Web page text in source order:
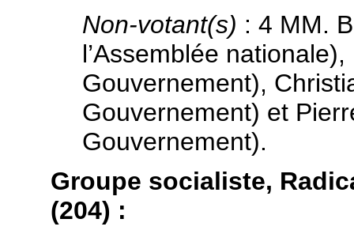
Non-votant(s) : 4 MM.
l’Assemblée
Gouvernement),
Gouvernement) et
Gouvernement).
Groupe socialiste,
(204) :